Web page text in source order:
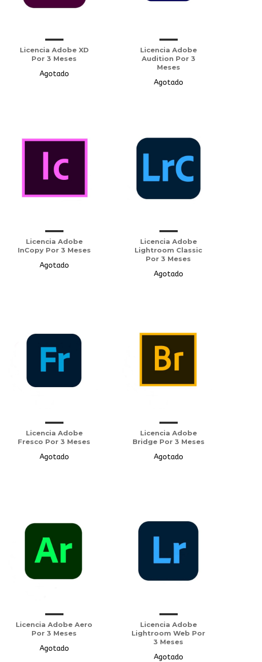
Licencia Adobe XD
Por 3 Meses
Agotado
Licencia Adobe
Audition Por 3
Meses
Agotado
Licencia Adobe
InCopy Por 3 Meses
Agotado
Licencia Adobe
Lightroom Classic
Por 3 Meses
Agotado
Licencia Adobe
Fresco Por 3 Meses
Agotado
Licencia Adobe
Bridge Por 3 Meses
Agotado
Licencia Adobe Aero
Por 3 Meses
Agotado
Licencia Adobe
Lightroom Web Por
3 Meses
Agotado